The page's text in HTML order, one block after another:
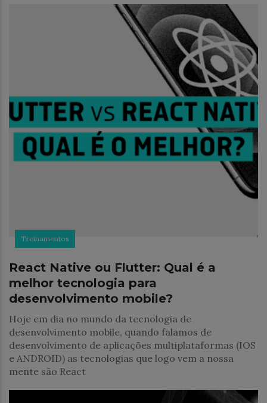
Treinamentos
React Native ou Flutter: Qual é a
melhor tecnologia para
desenvolvimento mobile?
Hoje em dia no mundo da tecnologia de
desenvolvimento mobile, quando falamos de
desenvolvimento de aplicações multiplataformas (IOS
e ANDROID) as tecnologias que logo vem a nossa
mente são React